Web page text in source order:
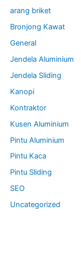
arang briket
Bronjong Kawat
General
Jendela Aluminium
Jendela Sliding
Kanopi
Kontraktor
Kusen Aluminium
Pintu Aluminium
Pintu Kaca
Pintu Sliding
SEO
Uncategorized